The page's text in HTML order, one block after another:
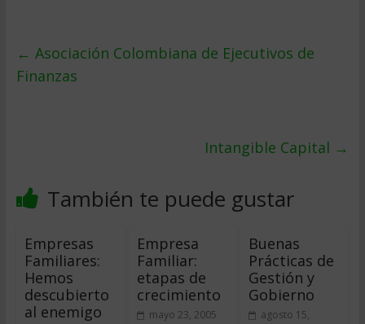
← Asociación Colombiana de Ejecutivos de
Finanzas
Intangible Capital →
También te puede gustar
Empresas
Familiares:
Hemos
descubierto
al enemigo
Empresa
Familiar:
etapas de
crecimiento
mayo 23, 2005
Buenas
Prácticas de
Gestión y
Gobierno
agosto 15,